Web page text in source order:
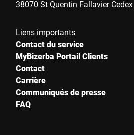
38070 St Quentin Fallavier Cedex
Liens importants
Contact du service
MyBizerba Portail Clients
Contact
Carrière
Communiqués de presse
FAQ